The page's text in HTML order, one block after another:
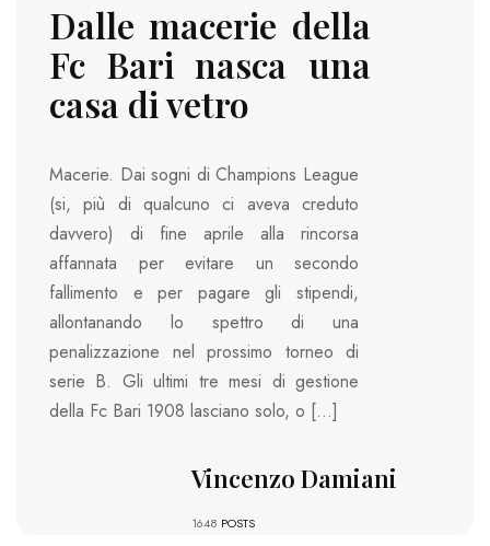
Dalle macerie della
Fc Bari nasca una
casa di vetro
Macerie. Dai sogni di Champions League
(si, più di qualcuno ci aveva creduto
davvero) di fine aprile alla rincorsa
affannata per evitare un secondo
fallimento e per pagare gli stipendi,
allontanando lo spettro di una
penalizzazione nel prossimo torneo di
serie B. Gli ultimi tre mesi di gestione
della Fc Bari 1908 lasciano solo, o […]
Vincenzo Damiani
1648 POSTS